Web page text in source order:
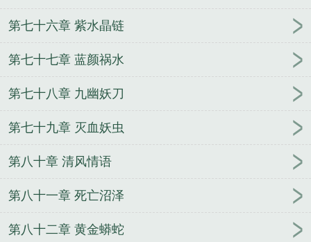
第七十六章 紫水晶链
第七十七章 蓝颜祸水
第七十八章 九幽妖刀
第七十九章 灭血妖虫
第八十章 清风情语
第八十一章 死亡沼泽
第八十二章 黄金蟒蛇